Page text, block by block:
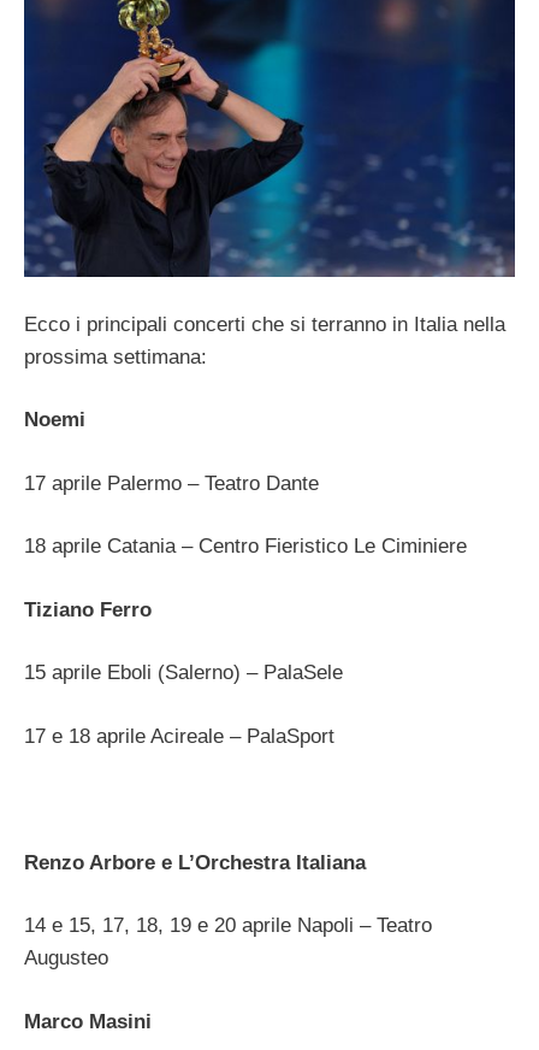
Ecco i principali concerti che si terranno in Italia nella
prossima settimana:
Noemi
17 aprile Palermo – Teatro Dante
18 aprile Catania – Centro Fieristico Le Ciminiere
Tiziano Ferro
15 aprile Eboli (Salerno) – PalaSele
17 e 18 aprile Acireale – PalaSport
Renzo Arbore e L’Orchestra Italiana
14 e 15, 17, 18, 19 e 20 aprile Napoli – Teatro
Augusteo
Marco Masini